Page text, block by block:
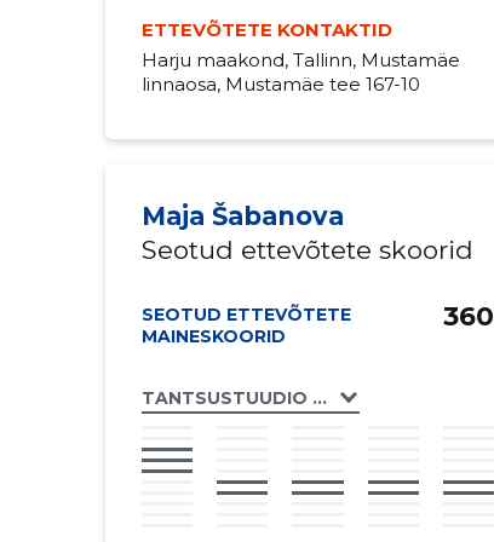
ETTEVÕTETE KONTAKTID
Harju maakond, Tallinn, Mustamäe
linnaosa, Mustamäe tee 167-10
Maja Šabanova
Seotud ettevõtete skoorid
SEOTUD ETTEVÕTETE
MAINESKOORID
TANTSUSTUUDIO MAJA MTÜ
360